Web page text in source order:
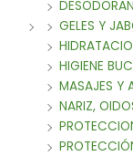
GELES Y
HIGIENE
MASAJES Y
NARIZ,